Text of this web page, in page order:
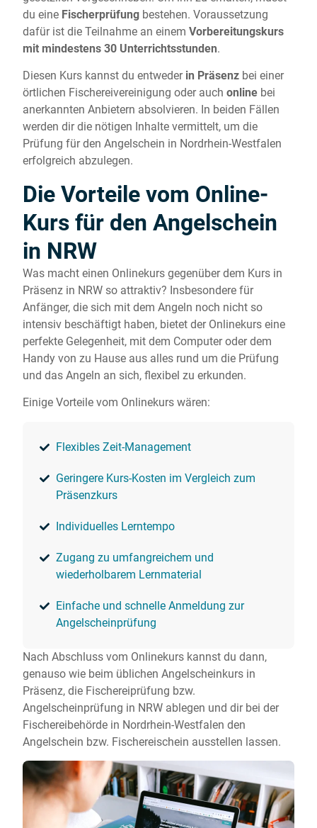
du eine Fischerprüfung bestehen. Voraussetzung
dafür ist die Teilnahme an einem Vorbereitungskurs
mit mindestens 30 Unterrichtsstunden.
Diesen Kurs kannst du entweder in Präsenz bei einer
örtlichen Fischereivereinigung oder auch online bei
anerkannten Anbietern absolvieren. In beiden Fällen
werden dir die nötigen Inhalte vermittelt, um die
Prüfung für den Angelschein in Nordrhein-Westfalen
erfolgreich abzulegen.
Die Vorteile vom Online-
Kurs für den Angelschein
in NRW
Was macht einen Onlinekurs gegenüber dem Kurs in
Präsenz in NRW so attraktiv? Insbesondere für
Anfänger, die sich mit dem Angeln noch nicht so
intensiv beschäftigt haben, bietet der Onlinekurs eine
perfekte Gelegenheit, mit dem Computer oder dem
Handy von zu Hause aus alles rund um die Prüfung
und das Angeln an sich, flexibel zu erkunden.
Einige Vorteile vom Onlinekurs wären:
Flexibles Zeit-Management
Geringere Kurs-Kosten im Vergleich zum
Präsenzkurs
Individuelles Lerntempo
Zugang zu umfangreichem und
wiederholbarem Lernmaterial
Einfache und schnelle Anmeldung zur
Angelscheinprüfung
Nach Abschluss vom Onlinekurs kannst du dann,
genauso wie beim üblichen Angelscheinkurs in
Präsenz, die Fischereiprüfung bzw.
Angelscheinprüfung in NRW ablegen und dir bei der
Fischereibehörde in Nordrhein-Westfalen den
Angelschein bzw. Fischereischein ausstellen lassen.